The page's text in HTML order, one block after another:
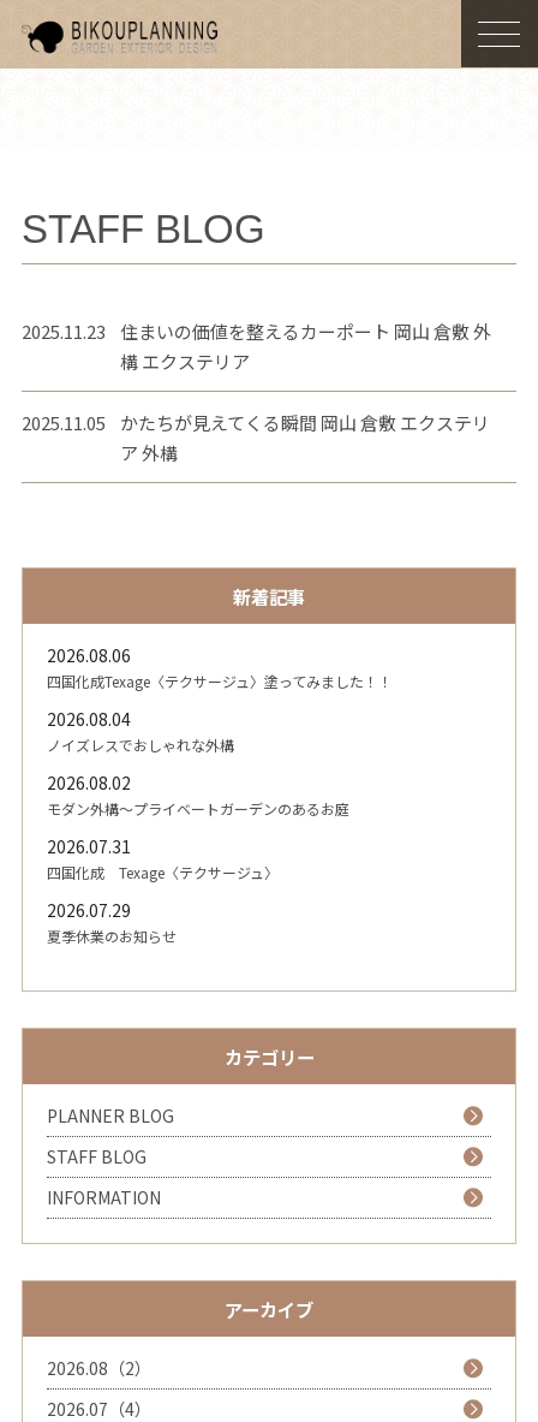
STAFF BLOG
2025.11.23
住まいの価値を整えるカーポート 岡山 倉敷 外
構 エクステリア
2025.11.05
かたちが見えてくる瞬間 岡山 倉敷 エクステリ
ア 外構
新着記事
2026.08.06
四国化成Texage〈テクサージュ〉塗ってみました！！
2026.08.04
ノイズレスでおしゃれな外構
2026.08.02
モダン外構～プライベートガーデンのあるお庭
2026.07.31
四国化成 Texage〈テクサージュ〉
2026.07.29
夏季休業のお知らせ
カテゴリー
PLANNER BLOG
STAFF BLOG
INFORMATION
アーカイブ
2026.08（2）
2026.07（4）